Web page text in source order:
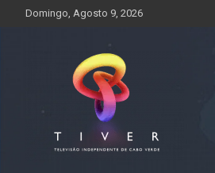
Domingo, Agosto 9, 2026